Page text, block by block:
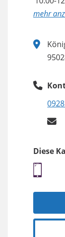
Diese